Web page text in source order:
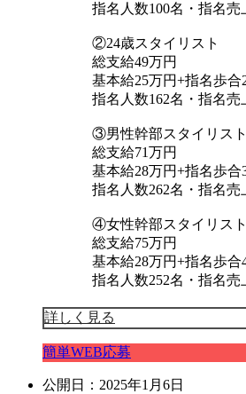
指名人数100名・指名売
②24歳スタイリスト
総支給49万円
基本給25万円+指名歩合
指名人数162名・指名売
③男性幹部スタイリスト
総支給71万円
基本給28万円+指名歩合
指名人数262名・指名売
④女性幹部スタイリスト
総支給75万円
基本給28万円+指名歩合
指名人数252名・指名売
詳しく見る
簡単WEB応募
公開日：2025年1月6日